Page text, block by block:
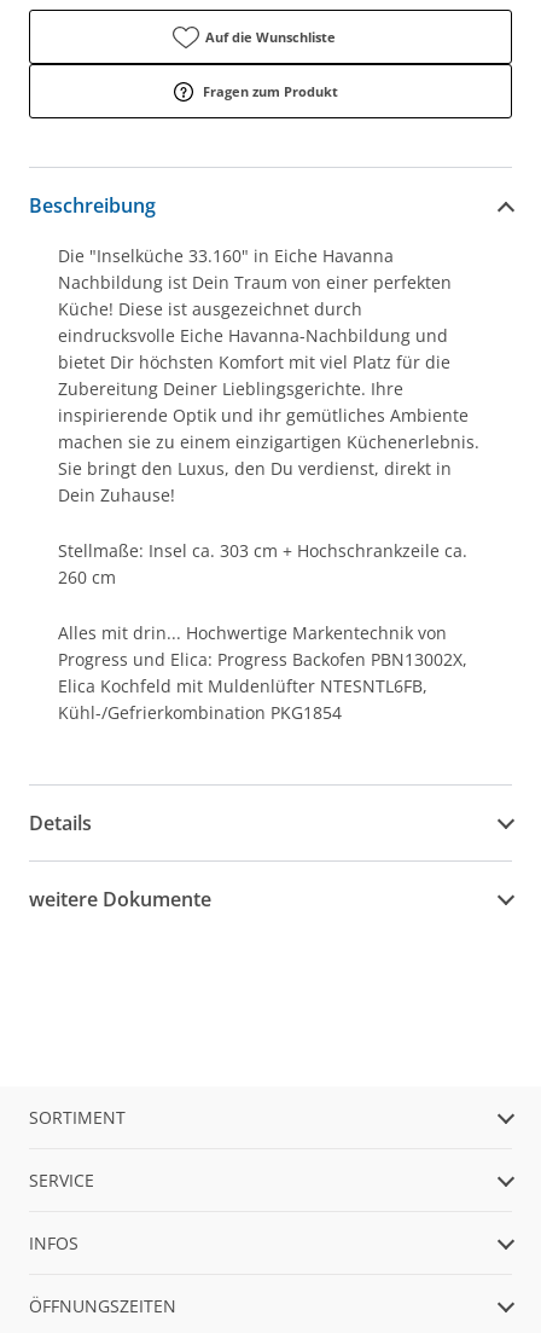
Auf die Wunschliste
Fragen zum Produkt
Beschreibung
Die "Inselküche 33.160" in Eiche Havanna
Nachbildung ist Dein Traum von einer perfekten
Küche! Diese ist ausgezeichnet durch
eindrucksvolle Eiche Havanna-Nachbildung und
bietet Dir höchsten Komfort mit viel Platz für die
Zubereitung Deiner Lieblingsgerichte. Ihre
inspirierende Optik und ihr gemütliches Ambiente
machen sie zu einem einzigartigen Küchenerlebnis.
Sie bringt den Luxus, den Du verdienst, direkt in
Dein Zuhause!
Stellmaße: Insel ca. 303 cm + Hochschrankzeile ca.
260 cm
Alles mit drin... Hochwertige Markentechnik von
Progress und Elica: Progress Backofen PBN13002X,
Elica Kochfeld mit Muldenlüfter NTESNTL6FB,
Kühl-/Gefrierkombination PKG1854
Details
weitere Dokumente
SORTIMENT
SERVICE
INFOS
ÖFFNUNGSZEITEN